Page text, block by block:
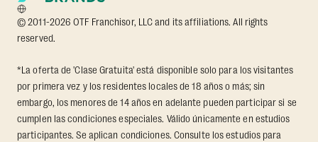
© 2011-2026 OTF Franchisor, LLC and its affiliations. All rights
reserved.
*La oferta de 'Clase Gratuita' está disponible solo para los visitantes
por primera vez y los residentes locales de 18 años o más; sin
embargo, los menores de 14 años en adelante pueden participar si se
cumplen las condiciones especiales. Válido únicamente en estudios
participantes. Se aplican condiciones. Consulte los estudios para